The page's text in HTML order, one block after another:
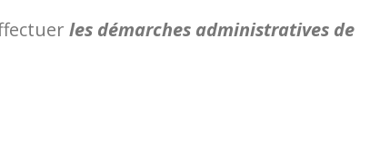
les démarches administratives de